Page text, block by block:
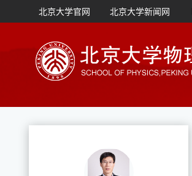
北京大学官网 北京大学新闻网